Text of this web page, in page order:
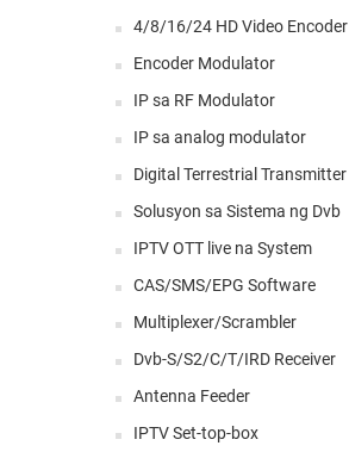
4/8/16/24 HD Video Encoder
Encoder Modulator
IP sa RF Modulator
IP sa analog modulator
Digital Terrestrial Transmitter
Solusyon sa Sistema ng Dvb
IPTV OTT live na System
CAS/SMS/EPG Software
Multiplexer/Scrambler
Dvb-S/S2/C/T/IRD Receiver
Antenna Feeder
IPTV Set-top-box